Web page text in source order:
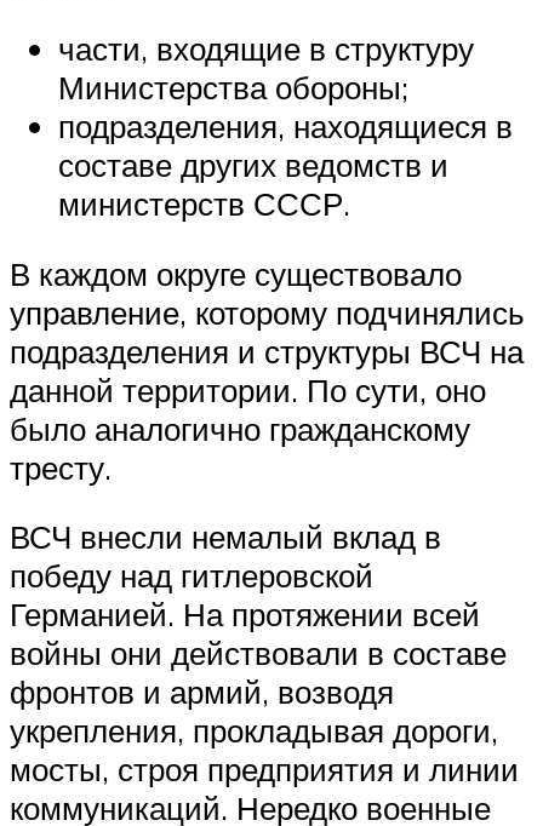
части, входящие в структуру
Министерства обороны;
подразделения, находящиеся в
составе других ведомств и
министерств СССР.
В каждом округе существовало
управление, которому подчинялись
подразделения и структуры ВСЧ на
данной территории. По сути, оно
было аналогично гражданскому
тресту.
ВСЧ внесли немалый вклад в
победу над гитлеровской
Германией. На протяжении всей
войны они действовали в составе
фронтов и армий, возводя
укрепления, прокладывая дороги,
мосты, строя предприятия и линии
коммуникаций. Нередко военные